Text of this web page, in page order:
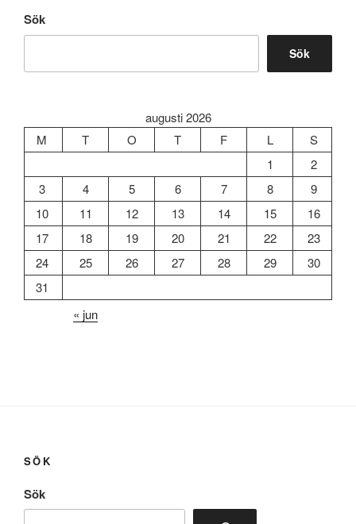
Sök
Sök
augusti 2026
M
T O T F L
S
1
2
3
4 5 6 7 8
9
10
11 12 13 14 15
16
17
18 19 20 21 22
23
24
25 26 27 28 29
30
31
« jun
SÖK
Sök